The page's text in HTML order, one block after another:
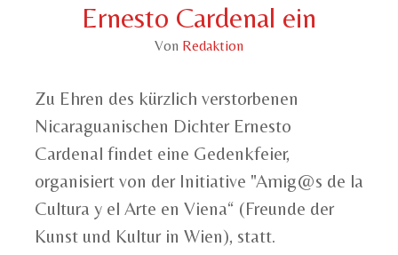
Ernesto Cardenal ein
Von Redaktion
Zu Ehren des kürzlich verstorbenen
Nicaraguanischen Dichter Ernesto
Cardenal findet eine Gedenkfeier,
organisiert von der Initiative "Amig@s de la
Cultura y el Arte en Viena“ (Freunde der
Kunst und Kultur in Wien), statt.